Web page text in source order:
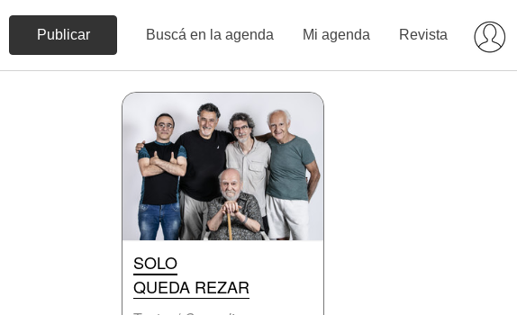
Publicar Buscá en la agenda Mi agenda Revista
SOLO
QUEDA REZAR